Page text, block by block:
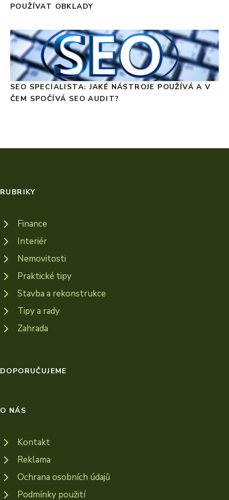
POUŽÍVAT OBKLADY
SEO SPECIALISTA: JAKÉ NÁSTROJE POUŽÍVÁ A V
ČEM SPOČÍVÁ SEO AUDIT?
RUBRIKY
Finance
Interiér
Nemovitosti
Praktické tipy
Stavba a rekonstrukce
Tipy a rady
Zahrada
DOPORUČUJEME
O NÁS
Kontakt
Reklama
Ochrana osobních údajů
Podmínky použití